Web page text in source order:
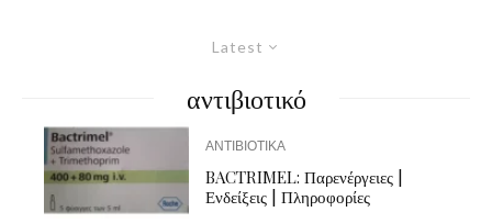
Latest
αντιβιοτικό
ΑΝΤΙΒΙΟΤΙΚΑ
BACTRIMEL: Παρενέργειες |
Ενδείξεις | Πληροφορίες